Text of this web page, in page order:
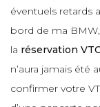
éventuels retards
bord de ma
la réservation
n’aura jamais été
confirmer votre